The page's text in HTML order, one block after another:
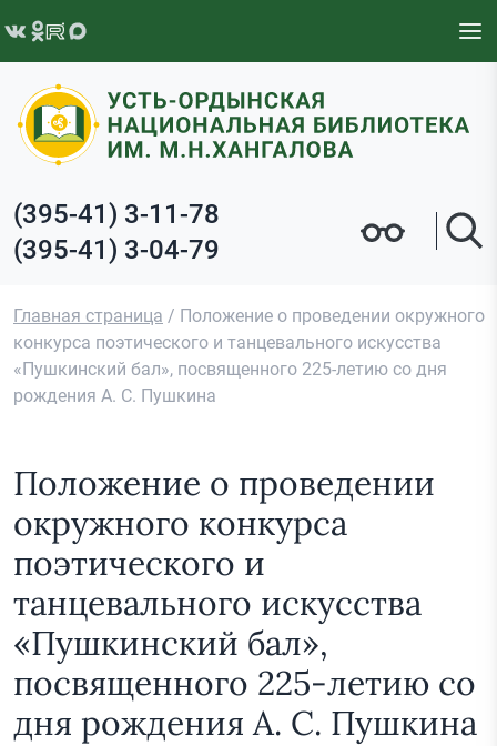
(395-41) 3-11-78
(395-41) 3-04-79
Главная страница / Положение о проведении окружного
конкурса поэтического и танцевального искусства
«Пушкинский бал», посвященного 225-летию со дня
рождения А. С. Пушкина
Положение о проведении
окружного конкурса
поэтического и
танцевального искусства
«Пушкинский бал»,
посвященного 225-летию со
дня рождения А. С. Пушкина